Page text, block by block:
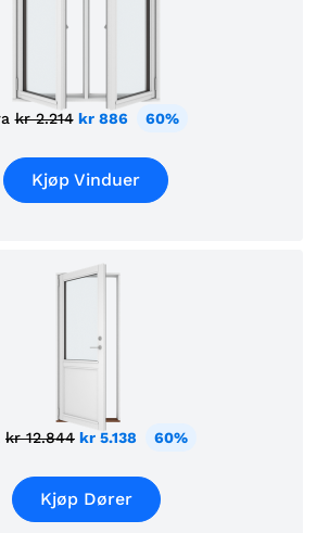
kr 2.214 kr 886 60%
Kjøp Vinduer
kr 12.844 kr 5.138 60%
Kjøp Dører